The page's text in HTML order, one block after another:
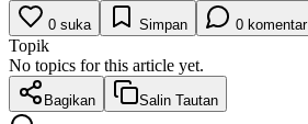
0 suka Simpan 0 komentar
Topik
No topics for this article yet.
Bagikan Salin Tautan